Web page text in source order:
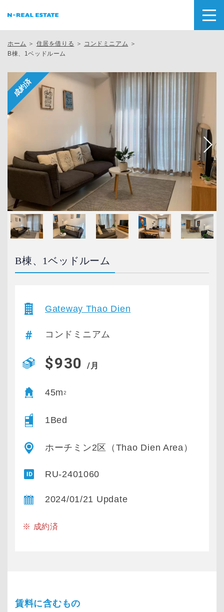
ホーム ＞ 住居を借りる ＞ コンドミニアム ＞
B棟、1ベッドルーム
B棟、1ベッドルーム
Gateway Thao Dien
コンドミニアム
$930 /月
45m2
1Bed
ホーチミン2区（Thao Dien Area）
RU-2401060
2024/01/21 Update
※ 成約済
賃料に含むもの